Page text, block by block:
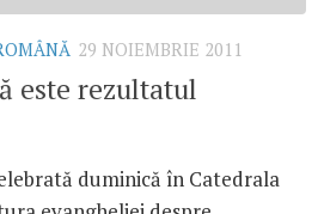
29 NOIEMBRIE 2011
este rezultatul
duminică în Catedrala